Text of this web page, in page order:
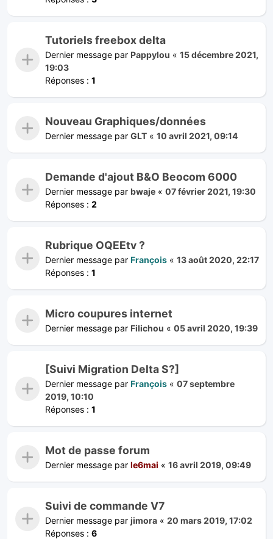
Tutoriels freebox delta
Dernier message par Pappylou « 15 décembre 2021,
19:03
Réponses : 1
Nouveau Graphiques/données
Dernier message par GLT « 10 avril 2021, 09:14
Demande d'ajout B&O Beocom 6000
Dernier message par bwaje « 07 février 2021, 19:30
Réponses : 2
Rubrique OQEEtv ?
Dernier message par François « 13 août 2020, 22:17
Réponses : 1
Micro coupures internet
Dernier message par Filichou « 05 avril 2020, 19:39
[Suivi Migration Delta S?]
Dernier message par François « 07 septembre
2019, 10:10
Réponses : 1
Mot de passe forum
Dernier message par le6mai « 16 avril 2019, 09:49
Suivi de commande V7
Dernier message par jimora « 20 mars 2019, 17:02
Réponses : 6